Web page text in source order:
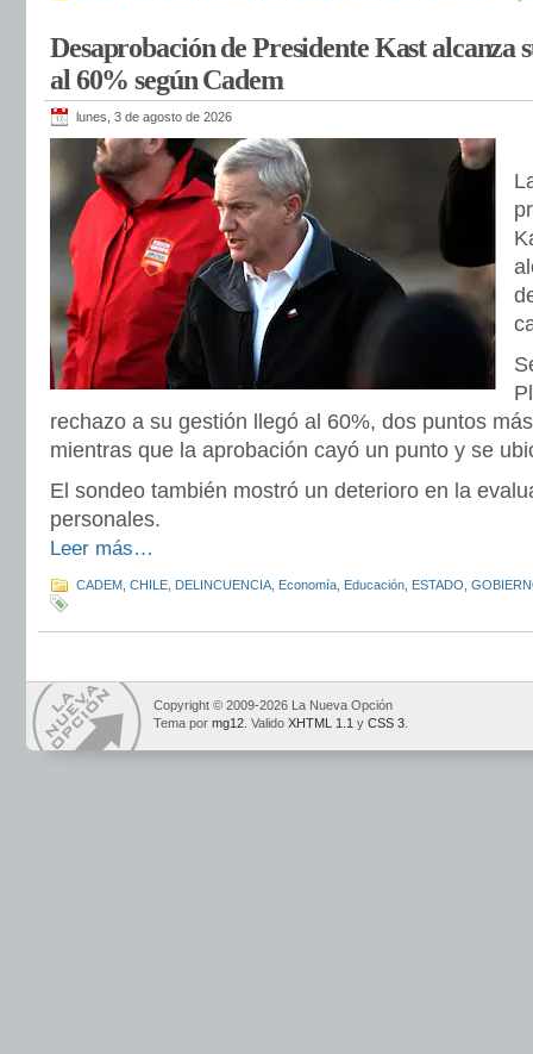
Desaprobación de Presidente Kast alcanza
al 60% según Cadem
lunes, 3 de agosto de 2026
rechazo a su gestión llegó al 60%, dos puntos
mientras que la aprobación cayó un punto y se
El sondeo también mostró un deterioro en la
personales.
Leer más…
CADEM CHILE DELINCUENCIA Economía Educación ESTADO
Copyright © 2009-2026 La Nueva Opción
Tema por mg12 . Valido XHTML 1.1 y CSS 3